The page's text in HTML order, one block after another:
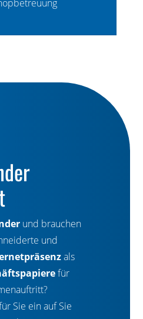
und brauchen
und
als
für
Sie ein auf Sie